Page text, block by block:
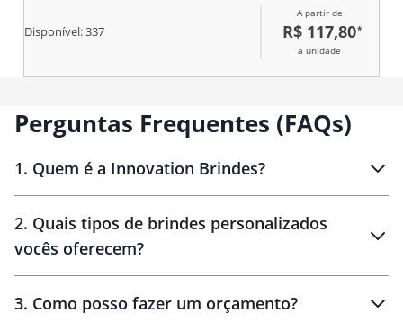
garantindo maior proteção. Um
brinde corporativo elegante,
funcional e de alto valor
preservar relógios com estilo.
Disponível:337
A partir de
R$ 117,80*
a unidade
Perguntas Frequentes (FAQs)
1. Quem é a Innovation Brindes?
Brindes personalizados
2. Quais tipos de brindes personalizados
vocês oferecem?
3. Como posso fazer um orçamento?